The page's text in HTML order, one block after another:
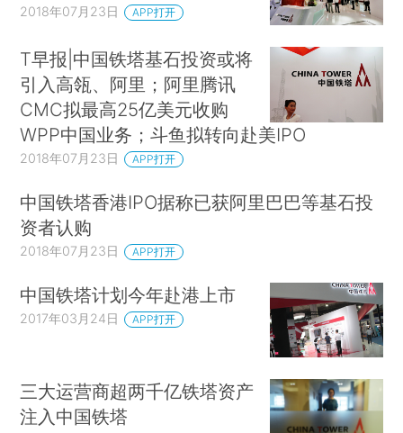
2018年07月23日 APP打开
T早报|中国铁塔基石投资或将
引入高瓴、阿里；阿里腾讯
CMC拟最高25亿美元收购
WPP中国业务；斗鱼拟转向赴美IPO
2018年07月23日 APP打开
中国铁塔香港IPO据称已获阿里巴巴等基石投
资者认购
2018年07月23日 APP打开
中国铁塔计划今年赴港上市
2017年03月24日 APP打开
三大运营商超两千亿铁塔资产
注入中国铁塔